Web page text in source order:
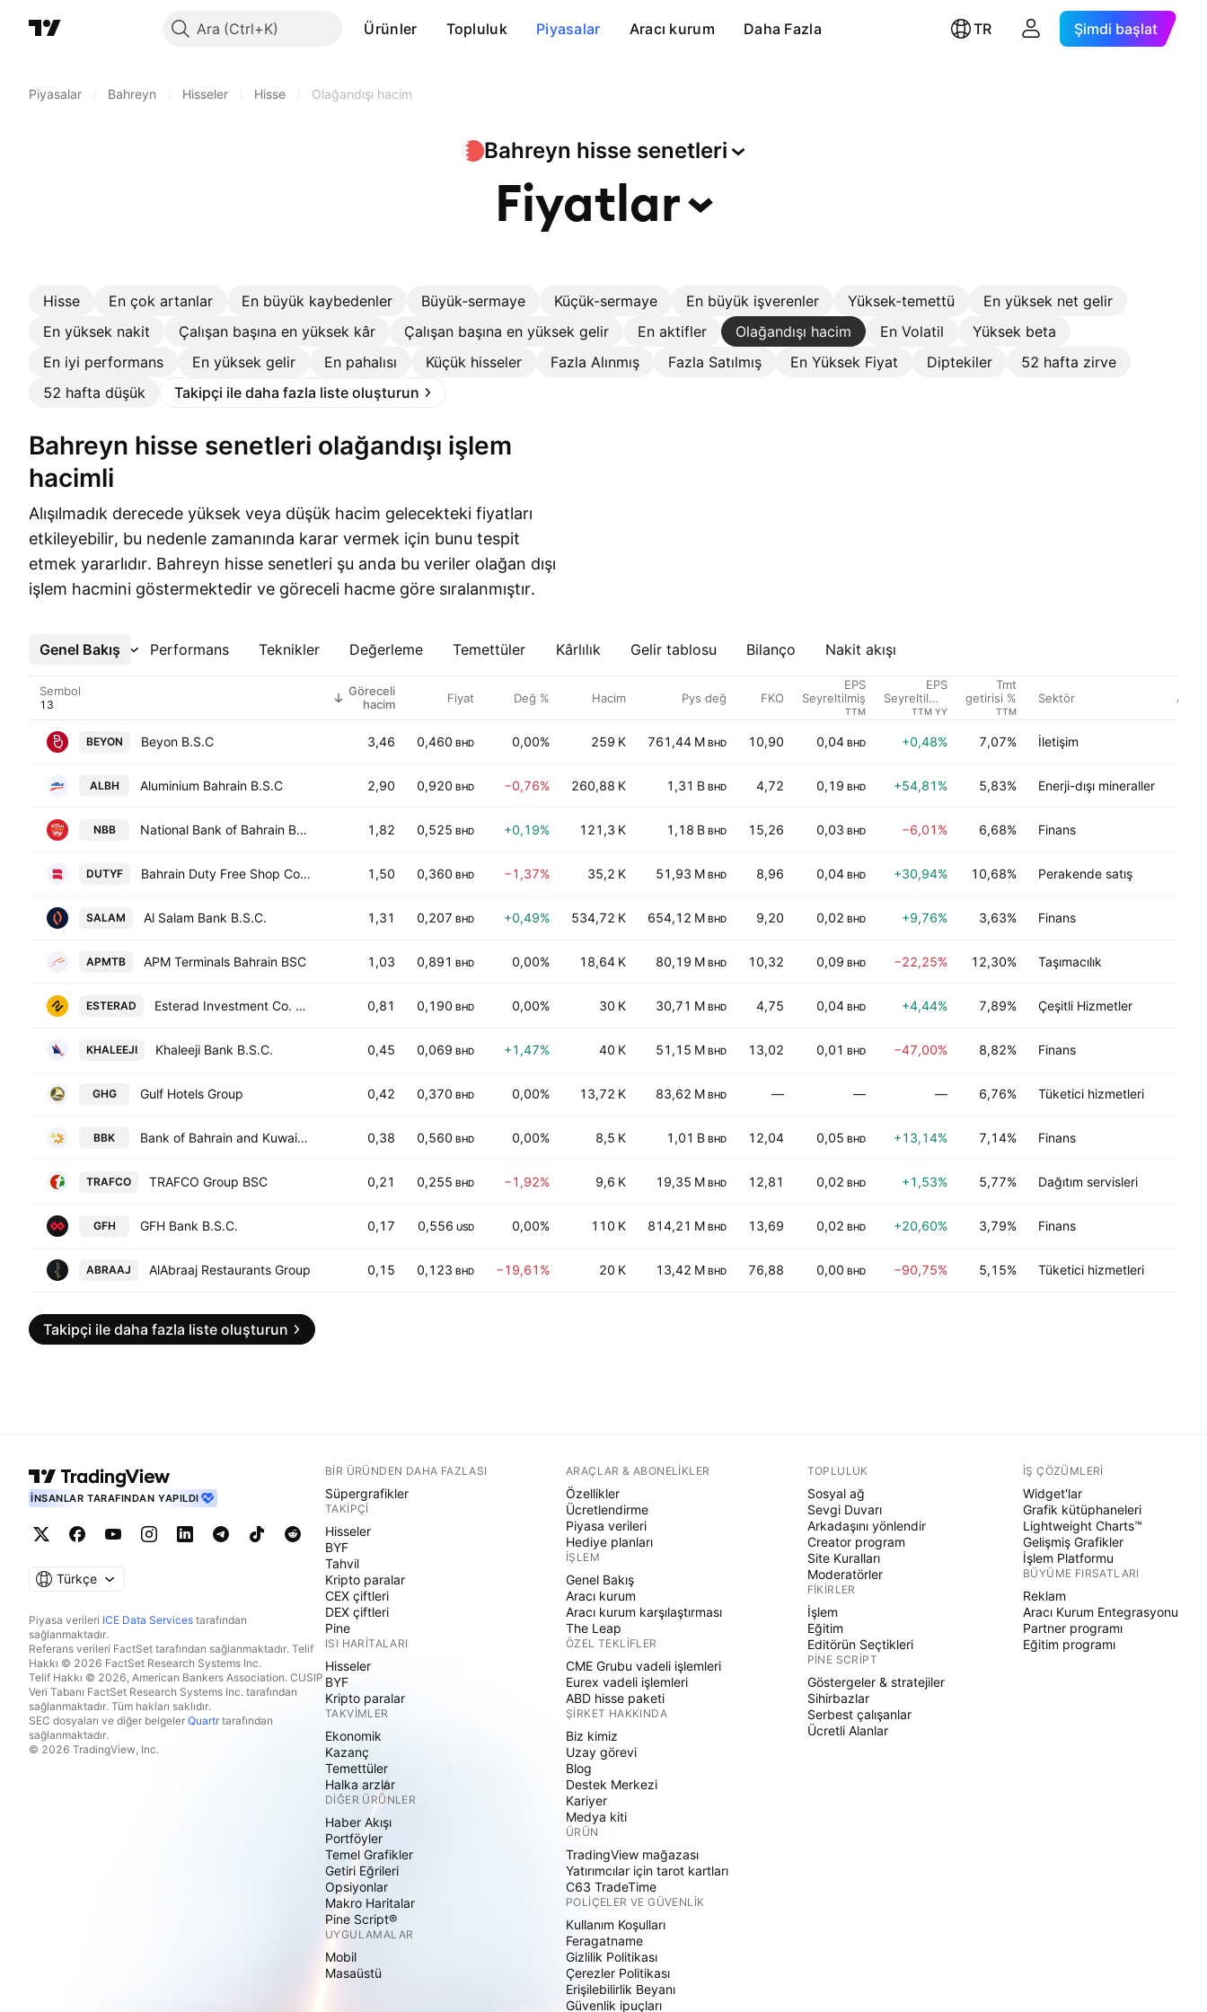
Ara Ürünler Topluluk Piyasalar Aracı kurum Daha Fazla TR Şimdi başlat
Piyasalar Bahreyn Hisseler Hisse Olağandışı hacim
Bahreyn hisse senetleri
Fiyatlar
Hisse En çok artanlar En büyük kaybedenler Büyük-sermaye Küçük-sermaye En büyük işverenler Yüksek-temettü
En yüksek net gelir
En yüksek nakit
Çalışan başına en yüksek kâr Çalışan başına en yüksek gelir En aktifler Olağandışı hacim En Volatil
Yüksek beta
En iyi performans
En yüksek gelir En pahalısı Küçük hisseler Fazla Alınmış Fazla Satılmış En Yüksek Fiyat Diptekiler
52 hafta zirve
52 hafta düşük
Takipçi ile daha fazla liste oluşturun
Bahreyn hisse senetleri olağandışı işlem
hacimli
Alışılmadık derecede yüksek veya düşük hacim gelecekteki fiyatları
etkileyebilir, bu nedenle zamanında karar vermek için bunu tespit
etmek yararlıdır. Bahreyn hisse senetleri şu anda bu veriler olağan dışı
işlem hacmini göstermektedir ve göreceli hacme göre sıralanmıştır.
Genel Bakış Performans Teknikler Değerleme Temettüler Kârlılık Gelir tablosu Bilanço Nakit akışı
Daha Fazla
Sembol
Göreceli
hacim
Fiyat Değ % Hacim Pys değ FKO
EPS
Seyreltilmiş
TTM
EPS
Seyreltilmiş
Büyüme
TTM YY
Tmt
getirisi %
TTM
Sektör
BEYON Beyon B.S.C 3,46 0,460 BHD 0,00% 259 K 761,44 M BHD 10,90 0,04 BHD +0,48% 7,07% İletişim
ALBH Aluminium Bahrain B.S.C 2,90 0,920 BHD −0,76% 260,88 K 1,31 B BHD 4,72 0,19 BHD +54,81% 5,83% Enerji-dışı mineraller
NBB National Bank of Bahrain BSC 1,82 0,525 BHD +0,19% 121,3 K 1,18 B BHD 15,26 0,03 BHD −6,01% 6,68% Finans
DUTYF Bahrain Duty Free Shop Complex 1,50 0,360 BHD −1,37% 35,2 K 51,93 M BHD 8,96 0,04 BHD +30,94% 10,68% Perakende satış
SALAM Al Salam Bank B.S.C. 1,31 0,207 BHD +0,49% 534,72 K 654,12 M BHD 9,20 0,02 BHD +9,76% 3,63% Finans
APMTB APM Terminals Bahrain BSC 1,03 0,891 BHD 0,00% 18,64 K 80,19 M BHD 10,32 0,09 BHD −22,25% 12,30% Taşımacılık
ESTERAD Esterad Investment Co. BSC 0,81 0,190 BHD 0,00% 30 K 30,71 M BHD 4,75 0,04 BHD +4,44% 7,89% Çeşitli Hizmetler
KHALEEJI Khaleeji Bank B.S.C. 0,45 0,069 BHD +1,47% 40 K 51,15 M BHD 13,02 0,01 BHD −47,00% 8,82% Finans
GHG Gulf Hotels Group 0,42 0,370 BHD 0,00% 13,72 K 83,62 M BHD — — — 6,76% Tüketici hizmetleri
BBK Bank of Bahrain and Kuwait B.S.C. 0,38 0,560 BHD 0,00% 8,5 K 1,01 B BHD 12,04 0,05 BHD +13,14% 7,14% Finans
TRAFCO TRAFCO Group BSC 0,21 0,255 BHD −1,92% 9,6 K 19,35 M BHD 12,81 0,02 BHD +1,53% 5,77% Dağıtım servisleri
GFH GFH Bank B.S.C. 0,17 0,556 USD 0,00% 110 K 814,21 M BHD 13,69 0,02 BHD +20,60% 3,79% Finans
ABRAAJ AlAbraaj Restaurants Group 0,15 0,123 BHD −19,61% 20 K 13,42 M BHD 76,88 0,00 BHD −90,75% 5,15% Tüketici hizmetleri
Takipçi ile daha fazla liste oluşturun
İNSANLAR TARAFINDAN YAPILDI
Türkçe
Piyasa verileri ICE Data Services tarafından
sağlanmaktadır.
Referans verileri FactSet tarafından sağlanmaktadır. Telif
Hakkı © 2026 FactSet Research Systems Inc.
Telif Hakkı © 2026, American Bankers Association. CUSIP
Veri Tabanı FactSet Research Systems Inc. tarafından
sağlanmaktadır. Tüm hakları saklıdır.
SEC dosyaları ve diğer belgeler Quartrtarafından
sağlanmaktadır.
© 2026 TradingView, Inc.
BIR ÜRÜNDEN DAHA FAZLASI
Süpergrafikler
TAKIPÇI
Hisseler
BYF
Tahvil
Kripto paralar
CEX çiftleri
DEX çiftleri
Pine
ISI HARITALARI
Hisseler
BYF
Kripto paralar
TAKVIMLER
Ekonomik
Kazanç
Temettüler
Halka arzlar
DIĞER ÜRÜNLER
Haber Akışı
Portföyler
Temel Grafikler
Getiri Eğrileri
Opsiyonlar
Makro Haritalar
Pine Script®
UYGULAMALAR
Mobil
Masaüstü
ARAÇLAR & ABONELIKLER
Özellikler
Ücretlendirme
Piyasa verileri
Hediye planları
İŞLEM
Genel Bakış
Aracı kurum
Aracı kurum karşılaştırması
The Leap
ÖZEL TEKLIFLER
CME Grubu vadeli işlemleri
Eurex vadeli işlemleri
ABD hisse paketi
ŞIRKET HAKKINDA
Biz kimiz
Uzay görevi
Blog
Destek Merkezi
Kariyer
Medya kiti
ÜRÜN
TradingView mağazası
Yatırımcılar için tarot kartları
C63 TradeTime
POLIÇELER VE GÜVENLIK
Kullanım Koşulları
Feragatname
Gizlilik Politikası
Çerezler Politikası
Erişilebilirlik Beyanı
Güvenlik ipuçları
TOPLULUK
Sosyal ağ
Sevgi Duvarı
Arkadaşını yönlendir
Creator program
Site Kuralları
Moderatörler
FIKIRLER
İşlem
Eğitim
Editörün Seçtikleri
PINE SCRIPT
Göstergeler & stratejiler
Sihirbazlar
Serbest çalışanlar
Ücretli Alanlar
İŞ ÇÖZÜMLERI
Widget'lar
Grafik kütüphaneleri
Lightweight Charts™
Gelişmiş Grafikler
İşlem Platformu
BÜYÜME FIRSATLARI
Reklam
Aracı Kurum Entegrasyonu
Partner programı
Eğitim programı